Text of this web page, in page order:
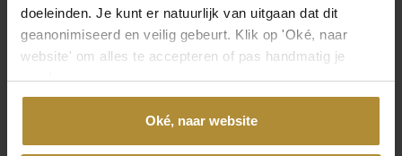
doeleinden. Je kunt er natuurlijk van uitgaan dat dit
geanonimiseerd en veilig gebeurt. Klik op 'Oké, naar
website' om alles te accepteren of pas handmatig je
voorkeuren aan.
Oké, naar website
erreichen Sie uns über die folgenden
Kontaktmöglichkeiten.